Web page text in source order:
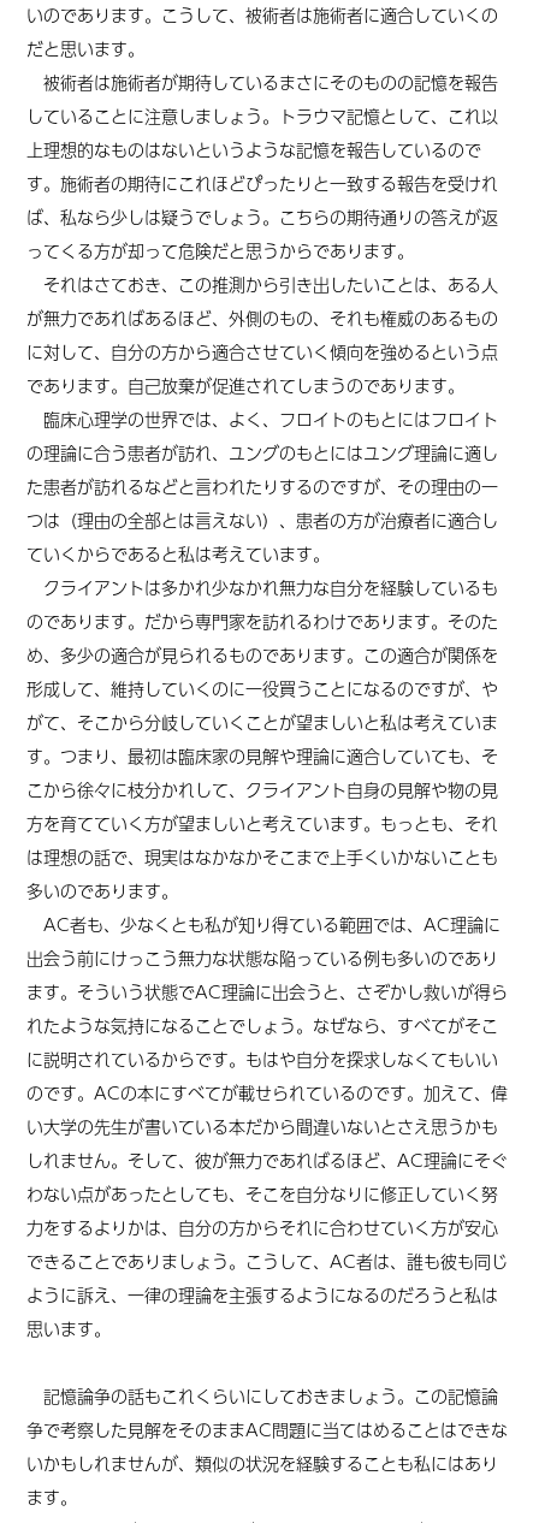
いのであります。こうして、被術者は施術者に適合していくの
だと思います。
被術者は施術者が期待しているまさにそのものの記憶を報告
していることに注意しましょう。トラウマ記憶として、これ以
上理想的なものはないというような記憶を報告しているので
す。施術者の期待にこれほどぴったりと一致する報告を受けれ
ば、私なら少しは疑うでしょう。こちらの期待通りの答えが返
ってくる方が却って危険だと思うからであります。
それはさておき、この推測から引き出したいことは、ある人
が無力であればあるほど、外側のもの、それも権威のあるもの
に対して、自分の方から適合させていく傾向を強めるという点
であります。自己放棄が促進されてしまうのであります。
臨床心理学の世界では、よく、フロイトのもとにはフロイト
の理論に合う患者が訪れ、ユングのもとにはユング理論に適し
た患者が訪れるなどと言われたりするのですが、その理由の一
つは（理由の全部とは言えない）、患者の方が治療者に適合し
ていくからであると私は考えています。
クライアントは多かれ少なかれ無力な自分を経験しているも
のであります。だから専門家を訪れるわけであります。そのた
め、多少の適合が見られるものであります。この適合が関係を
形成して、維持していくのに一役買うことになるのですが、や
がて、そこから分岐していくことが望ましいと私は考えていま
す。つまり、最初は臨床家の見解や理論に適合していても、そ
こから徐々に枝分かれして、クライアント自身の見解や物の見
方を育てていく方が望ましいと考えています。もっとも、それ
は理想の話で、現実はなかなかそこまで上手くいかないことも
多いのであります。
AC者も、少なくとも私が知り得ている範囲では、AC理論に
出会う前にけっこう無力な状態な陥っている例も多いのであり
ます。そういう状態でAC理論に出会うと、さぞかし救いが得ら
れたような気持になることでしょう。なぜなら、すべてがそこ
に説明されているからです。もはや自分を探求しなくてもいい
のです。ACの本にすべてが載せられているのです。加えて、偉
い大学の先生が書いている本だから間違いないとさえ思うかも
しれません。そして、彼が無力であればるほど、AC理論にそぐ
わない点があったとしても、そこを自分なりに修正していく努
力をするよりかは、自分の方からそれに合わせていく方が安心
できることでありましょう。こうして、AC者は、誰も彼も同じ
ように訴え、一律の理論を主張するようになるのだろうと私は
思います。
記憶論争の話もこれくらいにしておきましょう。この記憶論
争で考察した見解をそのままAC問題に当てはめることはできな
いかもしれませんが、類似の状況を経験することも私にはあり
ます。